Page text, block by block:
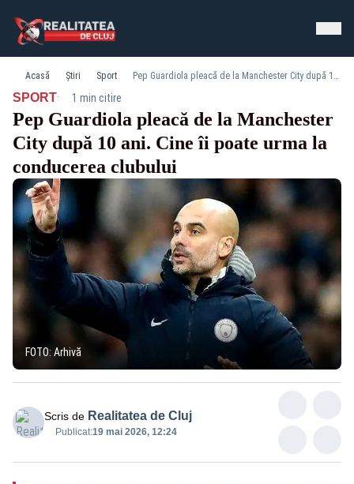
Acasă Știri Sport Pep Guardiola pleacă de la Manchester City după 10 ani. Cine îi poate urma la conducerea clubului
SPORT· 1 min citire
Pep Guardiola pleacă de la Manchester
City după 10 ani. Cine îi poate urma la
conducerea clubului
FOTO: Arhivă
Scris de Realitatea de Cluj
Publicat:19 mai 2026, 12:24